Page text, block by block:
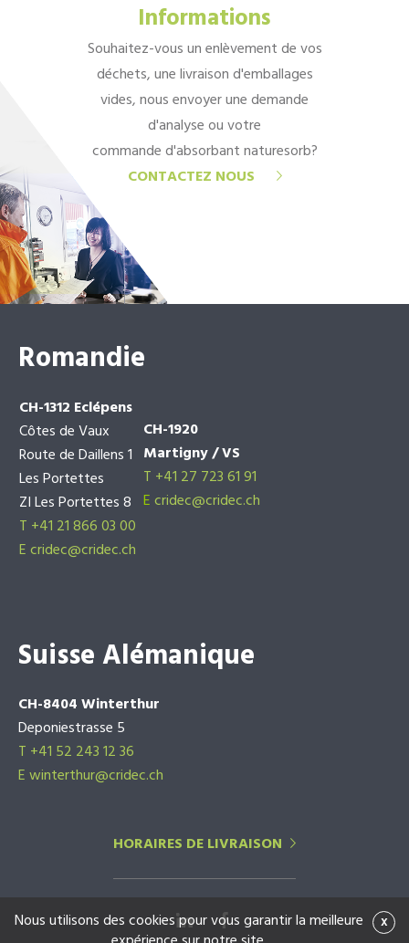
Informations
Souhaitez-vous un enlèvement de vos
déchets, une livraison d'emballages
vides, nous envoyer une demande
d'analyse ou votre
commande d'absorbant naturesorb?
CONTACTEZ NOUS
Romandie
CH-1312 Eclépens
Côtes de Vaux
Route de Daillens 1
Les Portettes
ZI Les Portettes 8
T +41 21 866 03 00
Ecridec@cridec.ch
CH-1920
Martigny / VS
T +41 27 723 61 91
Ecridec@cridec.ch
Suisse Alémanique
CH-8404 Winterthur
Deponiestrasse 5
T +41 52 243 12 36
E winterthur@cridec.ch
HORAIRES DE LIVRAISON
x
Nous utilisons des cookies pour vous garantir la meilleure